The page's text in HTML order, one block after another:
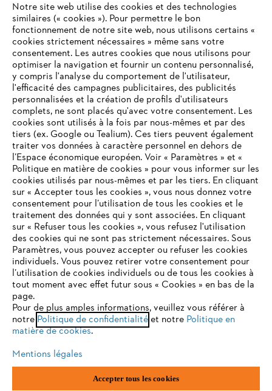
L'Entreprise
STIHL FAQ
Contact
Politique de protection des données
Mentions légales Utilisation des cookies
Informations juridiques
ANDREAS STIHL NV, Veurtstraat 117, 2870 Puurs-Sint-Amands,
België/Belgique
VAT Number: BE 0427.714.768
VOTRE NAVIGATEUR INTERNET
N'EST PLUS PRIS EN CHARGE
Vous utilisez un navigateur Internet que nous ne prenons plus
en charge, et certaines fonctionnalités de notre site ne
peuvent fonctionner correctement. Pour une utilisation
optimale de notre site, nous vous recommandons de passer à
l'un des navigateurs suivants :
firefox chrome
Notre site web utilise des cookies et des technologies
similaires (« cookies »). Pour permettre le bon
fonctionnement de notre site web, nous utilisons certains «
cookies strictement nécessaires » même sans votre
consentement. Les autres cookies que nous utilisons pour
optimiser la navigation et fournir un contenu personnalisé,
y compris l'analyse du comportement de l'utilisateur,
l'efficacité des campagnes publicitaires, des publicités
personnalisées et la création de profils d'utilisateurs
complets, ne sont placés qu'avec votre consentement. Les
cookies sont utilisés à la fois par nous-mêmes et par des
tiers (ex. Google ou Tealium). Ces tiers peuvent également
traiter vos données à caractère personnel en dehors de
l’Espace économique européen. Voir « Paramètres » et «
Politique en matière de cookies » pour vous informer sur les
cookies utilisés par nous-mêmes et par les tiers. En cliquant
sur « Accepter tous les cookies », vous nous donnez votre
consentement pour l’utilisation de tous les cookies et le
traitement des données qui y sont associées. En cliquant
sur « Refuser tous les cookies », vous refusez l'utilisation
des cookies qui ne sont pas strictement nécessaires. Sous
Paramètres, vous pouvez accepter ou refuser les cookies
individuels. Vous pouvez retirer votre consentement pour
l’utilisation de cookies individuels ou de tous les cookies à
tout moment avec effet futur sous « Cookies » en bas de la
page.
Pour de plus amples informations, veuillez vous référer à
notre Politique de confidentialitéet notre Politique en
matière de cookies.
Mentions légales
Accepter tous les cookies